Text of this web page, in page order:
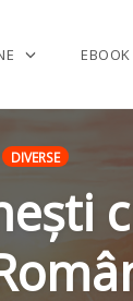
DIVERSE